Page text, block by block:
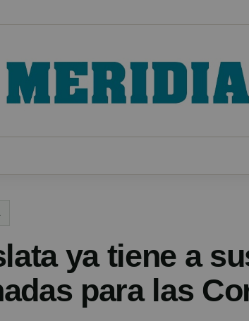
ya tiene a
para las